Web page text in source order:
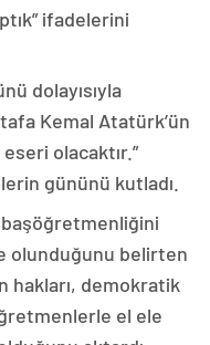
ifadelerini
dolayısıyla
Kemal Atatürk’ün
olacaktır.”
gününü kutladı.
olunduğunu belirten
hakları, demokratik
el ele